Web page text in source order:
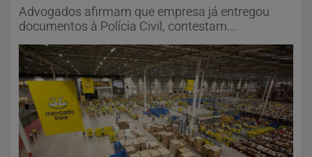
Advogados afirmam que empresa já entregou
documentos à Polícia Civil, contestam...